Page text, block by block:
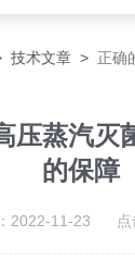
技术文章 > 正确
压蒸汽灭
的保障
2022-11-23 点